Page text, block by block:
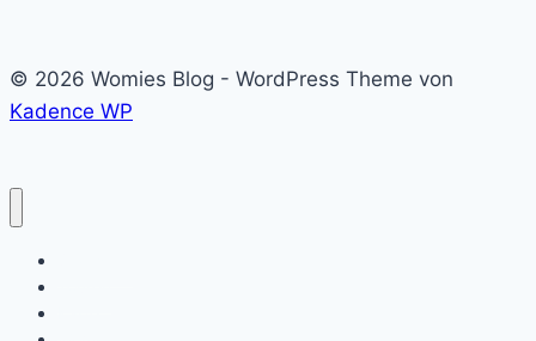
© 2026 Womies Blog - WordPress Theme von
Kadence WP